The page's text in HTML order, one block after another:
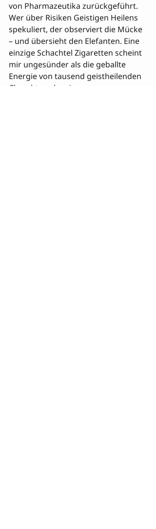
von Pharmazeutika zurückgeführt.
Wer über Risiken Geistigen Heilens
spekuliert, der observiert die Mücke
– und übersieht den Elefanten. Eine
einzige Schachtel Zigaretten scheint
mir ungesünder als die geballte
Energie von tausend geistheilenden
Charakterschweinen.